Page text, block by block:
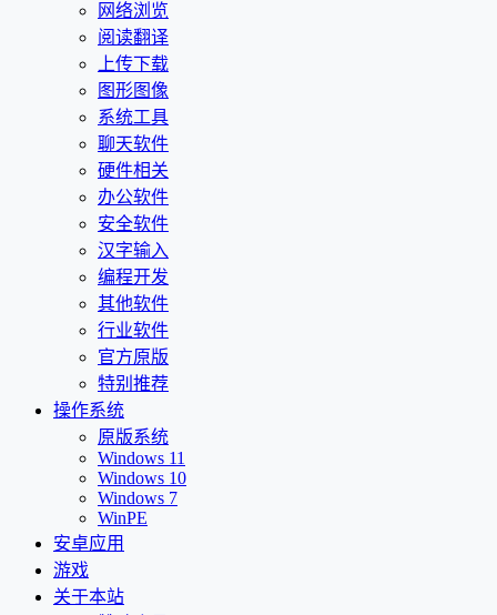
网络浏览
阅读翻译
上传下载
图形图像
系统工具
聊天软件
硬件相关
办公软件
安全软件
汉字输入
编程开发
其他软件
行业软件
官方原版
特别推荐
操作系统
原版系统
Windows 11
Windows 10
Windows 7
WinPE
安卓应用
游戏
关于本站